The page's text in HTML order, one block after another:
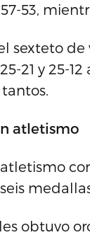
53,
sexteto
21 y 25-
atletismo
obtuvo